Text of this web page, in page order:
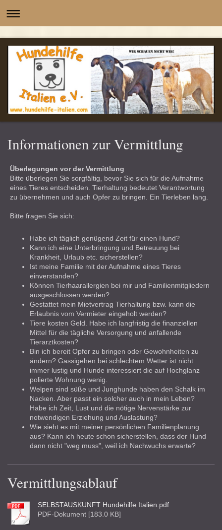
-
Informationen zur Vermittlung
Überlegungen vor der Vermittlung
Bitte überlegen Sie sorgfältig, bevor Sie sich für die Aufnahme
eines Tieres entscheiden. Tierhaltung bedeutet Verantwortung
zu übernehmen und auch Opfer zu bringen. Ein Tierleben lang.
Bitte fragen Sie sich:
Habe ich täglich genügend Zeit für einen Hund?
Kann ich eine Unterbringung und Betreuung bei
Krankheit, Urlaub etc. sicherstellen?
Ist meine Familie mit der Aufnahme eines Tieres
einverstanden?
Können Tierhaarallergien bei mir und Familienmitgliedern
ausgeschlossen werden?
Gestattet mein Mietvertrag Tierhaltung bzw. kann die
Erlaubnis vom Vermieter eingeholt werden?
Tiere kosten Geld. Habe ich langfristig die finanziellen
Mittel für die tägliche Versorgung und anfallende
Tierarztkosten?
Bin ich bereit Opfer zu bringen oder Gewohnheiten zu
ändern? Gassigehen bei schlechtem Wetter ist nicht
immer lustig und Hunde interessiert die auf Hochglanz
polierte Wohnung wenig.
Welpen sind süße und Junghunde haben den Schalk im
Nacken. Aber passt ein solcher auch in mein Leben?
Habe ich Zeit, Lust und die nötige Nervenstärke zur
notwendigen Erziehung und Auslastung?
Wie sieht es mit meiner persönlichen Familienplanung
aus? Kann ich heute schon sicherstellen, dass der Hund
dann nicht "weg muss", weil ich Nachwuchs erwarte?
Vermittlungsablauf
SELBSTAUSKUNFT Hundehilfe Italien.pdf
PDF-Dokument [183.0 KB]